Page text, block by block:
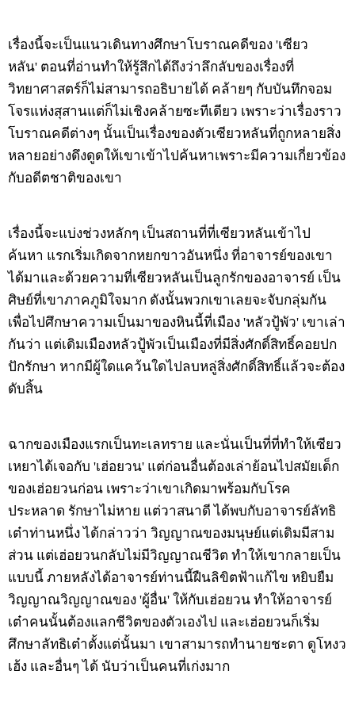
เรื่องนี้จะเป็นแนวเดินทางศึกษาโบราณคดีของ 'เซียว
หลัน' ตอนที่อ่านทำให้รู้สึกได้ถึงว่าลึกลับของเรื่องที่
วิทยาศาสตร์ก็ไม่สามารถอธิบายได้ คล้ายๆ กับบันทึกจอม
โจรแห่งสุสานแต่ก็ไม่เชิงคล้ายซะทีเดียว เพราะว่าเรื่องราว
โบราณคดีต่างๆ นั้นเป็นเรื่องของตัวเซียวหลันที่ถูกหลายสิ่ง
หลายอย่างดึงดูดให้เขาเข้าไปค้นหาเพราะมีความเกี่ยวข้อง
กับอดีตชาติของเขา
เรื่องนี้จะแบ่งช่วงหลักๆ เป็นสถานที่ที่เซียวหลันเข้าไป
ค้นหา แรกเริ่มเกิดจากหยกขาวอันหนึ่ง ที่อาจารย์ของเขา
ได้มาและด้วยความที่เซียวหลันเป็นลูกรักของอาจารย์ เป็น
ศิษย์ที่เขาภาคภูมิใจมาก ดังนั้นพวกเขาเลยจะจับกลุ่มกัน
เพื่อไปศึกษาความเป็นมาของหินนี้ที่เมือง 'หลัวปู้พัว' เขาเล่า
กันว่า แต่เดิมเมืองหลัวปู้พัวเป็นเมืองที่มีสิ่งศักดิ์สิทธิ์คอยปก
ปักรักษา หากมีผู้ใดแคว้นใดไปลบหลู่สิ่งศักดิ์สิทธิ์แล้วจะต้อง
ดับสิ้น
ฉากของเมืองแรกเป็นทะเลทราย และนั่นเป็นที่ที่ทำให้เซียว
เหยาได้เจอกับ 'เฮ่อยวน' แต่ก่อนอื่นต้องเล่าย้อนไปสมัยเด็ก
ของเฮ่อยวนก่อน เพราะว่าเขาเกิดมาพร้อมกับโรค
ประหลาด รักษาไม่หาย แต่วาสนาดี ได้พบกับอาจารย์ลัทธิ
เต๋าท่านหนึ่ง ได้กล่าวว่า วิญญาณของมนุษย์แต่เดิมมีสาม
ส่วน แต่เฮ่อยวนกลับไม่มีวิญญาณชีวิต ทำให้เขากลายเป็น
แบบนี้ ภายหลังได้อาจารย์ท่านนี้ฝืนลิขิตฟ้าแก้ไข หยิบยืม
วิญญาณวิญญาณของ 'ผู้อื่น' ให้กับเฮ่อยวน ทำให้อาจารย์
เต๋าคนนั้นต้องแลกชีวิตของตัวเองไป และเฮ่อยวนก็เริ่ม
ศึกษาลัทธิเต๋าตั้งแต่นั้นมา เขาสามารถทำนายชะตา ดูโหงว
เฮ้ง และอื่นๆ ได้ นับว่าเป็นคนที่เก่งมาก